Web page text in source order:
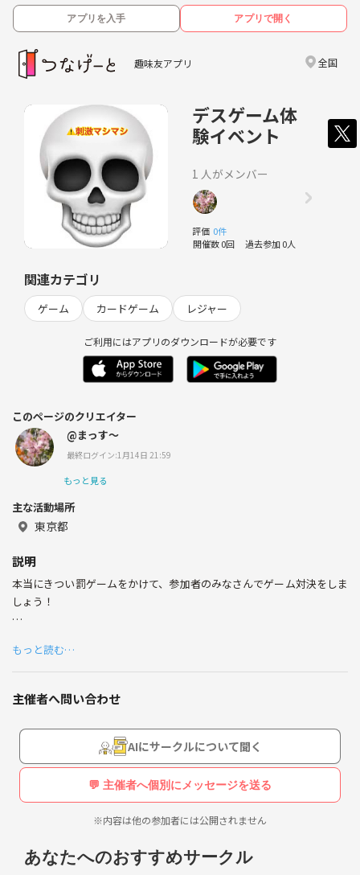
アプリを入手 アプリで開く
趣味友アプリ 全国
デスゲーム体
験イベント
1 人がメンバー
評価 0件
開催数 0回 過去参加 0人
関連カテゴリ
ゲーム カードゲーム レジャー
ご利用にはアプリのダウンロードが必要です
このページのクリエイター
@まっす〜
最終ログイン:1月14日 21:59
もっと見る
主な活動場所
東京都
説明
本当にきつい罰ゲームをかけて、参加者のみなさんでゲーム対決をしま
しょう！
負けたら本当にきつい罰ゲームが待っています！
※罰ゲームは必ず事前に告知します。同意いただいてからデスゲームを
開始します。
※その代わり負けてから罰ゲームを拒否することはできません。
もっと読む…
主催者へ問い合わせ
AIにサークルについて聞く
💬 主催者へ個別にメッセージを送る
※内容は他の参加者には公開されません
あなたへのおすすめサークル